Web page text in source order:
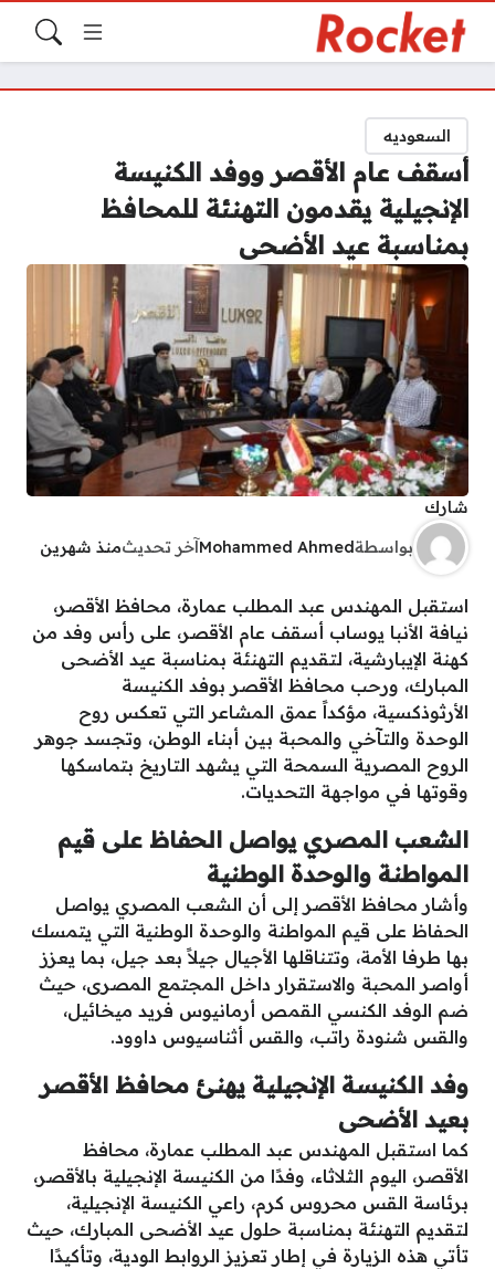
السعوديه
أسقف عام الأقصر ووفد الكنيسة
الإنجيلية يقدمون التهنئة للمحافظ
بمناسبة عيد الأضحى
شارك
بواسطةMohammed Ahmedآخر تحديثمنذ شهرين
استقبل المهندس عبد المطلب عمارة، محافظ الأقصر،
نيافة الأنبا يوساب أسقف عام الأقصر، على رأس وفد من
كهنة الإيبارشية، لتقديم التهنئة بمناسبة عيد الأضحى
المبارك، ورحب محافظ الأقصر بوفد الكنيسة
الأرثوذكسية، مؤكداً عمق المشاعر التي تعكس روح
الوحدة والتآخي والمحبة بين أبناء الوطن، وتجسد جوهر
الروح المصرية السمحة التي يشهد التاريخ بتماسكها
وقوتها في مواجهة التحديات.
الشعب المصري يواصل الحفاظ على قيم
المواطنة والوحدة الوطنية
وأشار محافظ الأقصر إلى أن الشعب المصري يواصل
الحفاظ على قيم المواطنة والوحدة الوطنية التي يتمسك
بها طرفا الأمة، وتتناقلها الأجيال جيلاً بعد جيل، بما يعزز
أواصر المحبة والاستقرار داخل المجتمع المصرى، حيث
ضم الوفد الكنسي القمص أرمانيوس فريد ميخائيل،
والقس شنودة راتب، والقس أثناسيوس داوود.
وفد الكنيسة الإنجيلية يهنئ محافظ الأقصر
بعيد الأضحى
كما استقبل المهندس عبد المطلب عمارة، محافظ
الأقصر، اليوم الثلاثاء، وفدًا من الكنيسة الإنجيلية بالأقصر،
برئاسة القس محروس كرم، راعي الكنيسة الإنجيلية،
لتقديم التهنئة بمناسبة حلول عيد الأضحى المبارك، حيث
تأتي هذه الزيارة في إطار تعزيز الروابط الودية، وتأكيدًا